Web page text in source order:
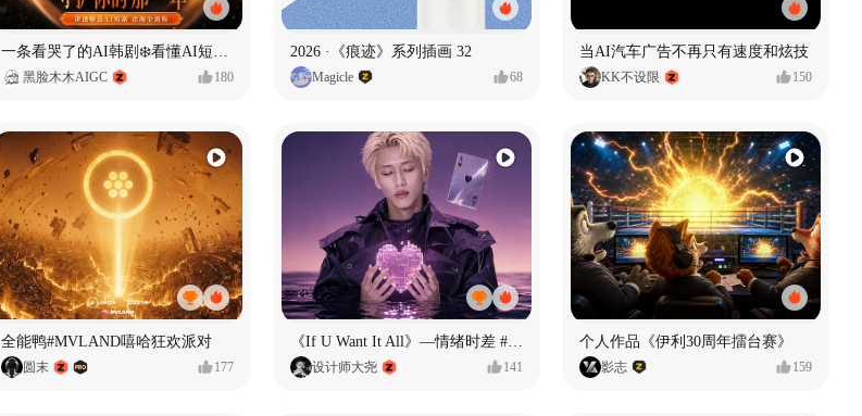
一条看哭了的AI韩剧❄️看懂AI短剧出海全流程
黑脸木木AIGC 180
2026 ·《痕迹》系列插画 32
Magicle 68
当AI汽车广告不再只有速度和炫技
KK不设限 150
全能鸭#MVLAND嘻哈狂欢派对
圆末 177 设计师大尧 141
个人作品《伊利30周年擂台赛》
影志 159